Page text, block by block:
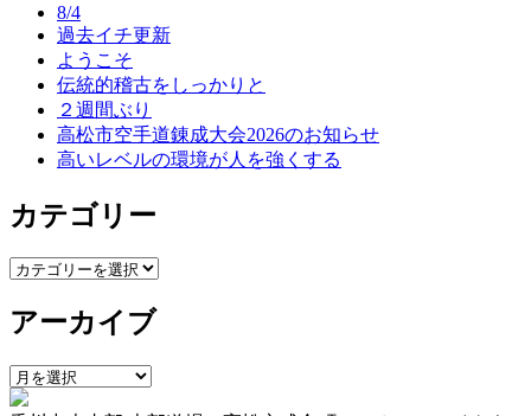
8/4
過去イチ更新
ようこそ
伝統的稽古をしっかりと
２週間ぶり
高松市空手道錬成大会2026のお知らせ
高いレベルの環境が人を強くする
カテゴリー
カ
ゴ
ー
アーカイブ
ア
ー